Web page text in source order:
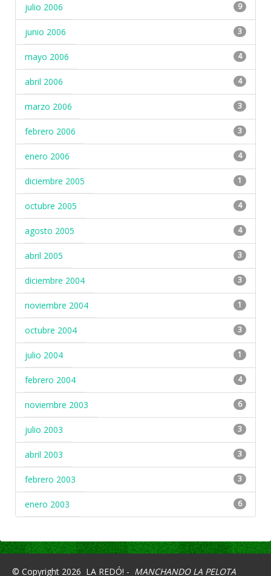
julio 2006 9
junio 2006 3
mayo 2006 4
abril 2006 4
marzo 2006 3
febrero 2006 3
enero 2006 4
diciembre 2005 1
octubre 2005 4
agosto 2005 4
abril 2005 3
diciembre 2004 3
noviembre 2004 1
octubre 2004 3
julio 2004 1
febrero 2004 4
noviembre 2003 6
julio 2003 3
abril 2003 3
febrero 2003 3
enero 2003 6
© Copyright 2026 LA REDÓ! - MANCHANDO LA PELOTA